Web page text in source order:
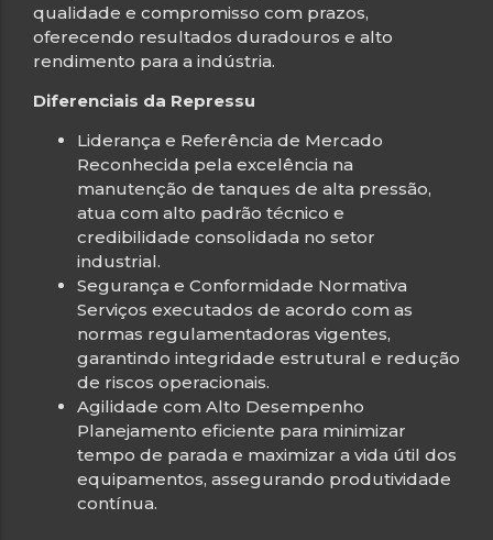
qualidade e compromisso com prazos,
oferecendo resultados duradouros e alto
rendimento para a indústria.
Diferenciais da Repressu
Liderança e Referência de Mercado
Reconhecida pela excelência na
manutenção de tanques de alta pressão,
atua com alto padrão técnico e
credibilidade consolidada no setor
industrial.
Segurança e Conformidade Normativa
Serviços executados de acordo com as
normas regulamentadoras vigentes,
garantindo integridade estrutural e redução
de riscos operacionais.
Agilidade com Alto Desempenho
Planejamento eficiente para minimizar
tempo de parada e maximizar a vida útil dos
equipamentos, assegurando produtividade
contínua.